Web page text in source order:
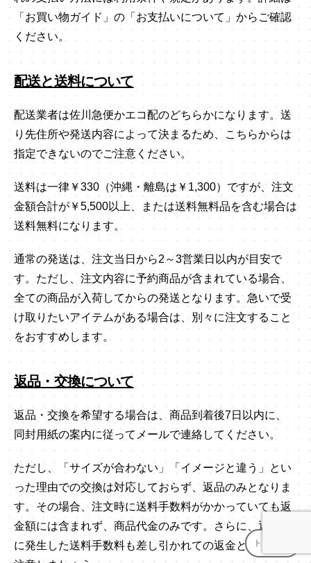
「お買い物ガイド」の「お支払いについて」からご確認
ください。
配送と送料について
配送業者は佐川急便かエコ配のどちらかになります。送
り先住所や発送内容によって決まるため、こちらからは
指定できないのでご注意ください。
送料は一律￥330（沖縄・離島は￥1,300）ですが、注文
金額合計が￥5,500以上、または送料無料品を含む場合は
送料無料になります。
通常の発送は、注文当日から2～3営業日以内が目安で
す。ただし、注文内容に予約商品が含まれている場合、
全ての商品が入荷してからの発送となります。急いで受
け取りたいアイテムがある場合は、別々に注文すること
をおすすめします。
返品・交換について
返品・交換を希望する場合は、商品到着後7日以内に、
同封用紙の案内に従ってメールで連絡してください。
ただし、「サイズが合わない」「イメージと違う」とい
った理由での交換は対応しておらず、返品のみとなりま
す。その場合、注文時に送料手数料がかかっていても返
金額には含まれず、商品代金のみです。さらに、返品時
に発生した送料手数料も差し引かれての返金となるので
トップへ